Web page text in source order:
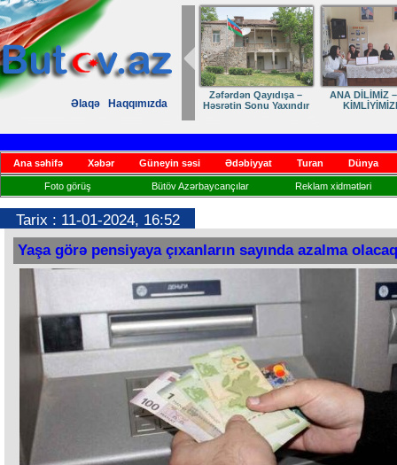
Əlaqə Haqqımızda
Zəfərdən Qayıdışa –
Həsrətin Sonu Yaxındır
ANA DİLİMİZ
Ana səhifə Xəbər Güneyin səsi Ədəbiyyat Turan Dünya
Foto görüş Bütöv Azərbaycançılar Reklam xidmətləri
Tarix : 11-01-2024, 16:52
Yaşa görə pensiyaya çıxanların sayında azalma olacaq